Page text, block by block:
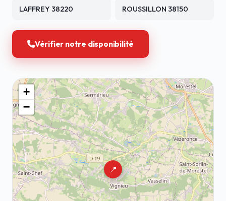
LAFFREY 38220 ROUSSILLON 38150
Vérifier notre disponibilité
📍
+
−